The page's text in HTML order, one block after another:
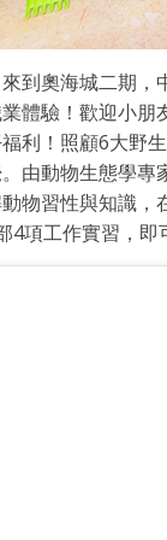
到奧海城二期
體驗！歡迎小
利！照顧6大野
由動物生態學
物習性與知識
4項工作實習，